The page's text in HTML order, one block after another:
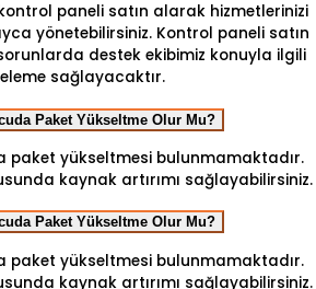
paneli satın alarak hizmetlerinizi
yönetebilirsiniz. Kontrol paneli satın
destek ekibimiz konuyla ilgili
sağlayacaktır.
Paket Yükseltme Olur Mu?
paket yükseltmesi bulunmamaktadır.
kaynak artırımı sağlayabilirsiniz.
Paket Yükseltme Olur Mu?
paket yükseltmesi bulunmamaktadır.
kaynak artırımı sağlayabilirsiniz.